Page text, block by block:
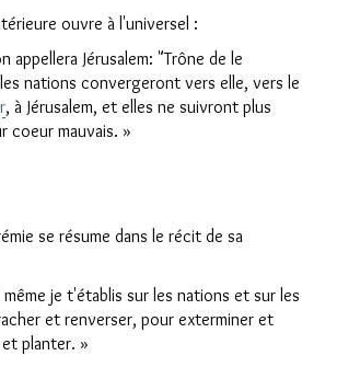
ouvre à l'universel :
appellera Jérusalem: "Trône de le
nations convergeront vers elle, vers le
, à Jérusalem, et elles ne suivront plus
coeur mauvais. »
se résume dans le récit de sa
je t'établis sur les nations et sur les
et renverser, pour exterminer et
planter. »